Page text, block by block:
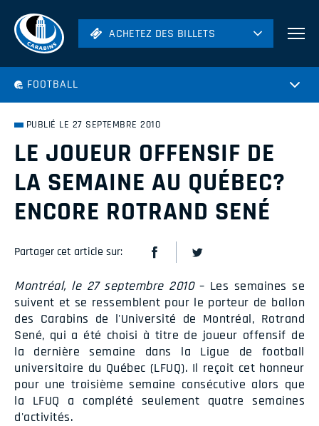
ACHETEZ DES BILLETS
ACHETEZ DES BILLETS
FOOTBALL
PUBLIÉ LE 27 SEPTEMBRE 2010
LE JOUEUR OFFENSIF DE
LA SEMAINE AU QUÉBEC?
ENCORE ROTRAND SENÉ
Partager cet article sur:
Montréal, le 27 septembre 2010– Les semaines se
suivent et se ressemblent pour le porteur de ballon
des Carabins de l'Université de Montréal, Rotrand
Sené, qui a été choisi à titre de joueur offensif de
la dernière semaine dans la Ligue de football
universitaire du Québec (LFUQ). Il reçoit cet honneur
pour une troisième semaine consécutive alors que
la LFUQ a complété seulement quatre semaines
d'activités.